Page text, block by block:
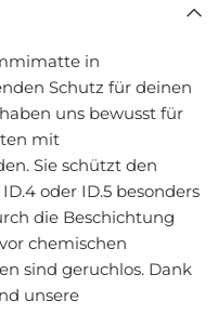
in
Schutz für deinen
uns bewusst für
mit
Sie schützt den
oder ID.5 besonders
die Beschichtung
chemischen
sind geruchlos. Dank
unsere